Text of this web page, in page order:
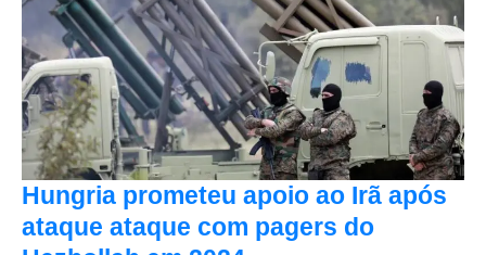
Hungria prometeu apoio ao Irã após
ataque ataque com pagers do